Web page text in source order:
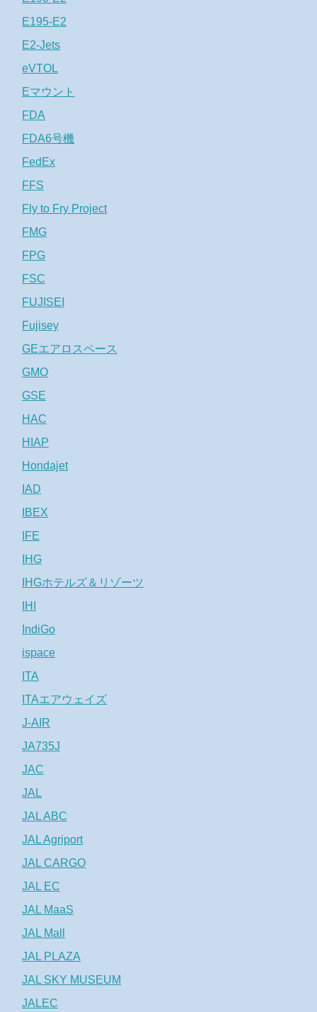
E195-E2
E2-Jets
eVTOL
Eマウント
FDA
FDA6号機
FedEx
FFS
Fly to Fry Project
FMG
FPG
FSC
FUJISEI
Fujisey
GEエアロスペース
GMO
GSE
HAC
HIAP
Hondajet
IAD
IBEX
IFE
IHG
IHGホテルズ＆リゾーツ
IHI
IndiGo
ispace
ITA
ITAエアウェイズ
J-AIR
JA735J
JAC
JAL
JAL ABC
JAL Agriport
JAL CARGO
JAL EC
JAL MaaS
JAL Mall
JAL PLAZA
JAL SKY MUSEUM
JALEC